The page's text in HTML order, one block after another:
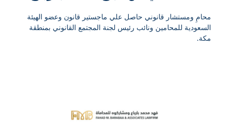
محامِ ومستشار قانوني حاصل علي ماجستير قانون وعضو الهيئة
السعودية للمحامين ونائب رئيس لجنة المجتمع القانوني بمنطقة
مكة.